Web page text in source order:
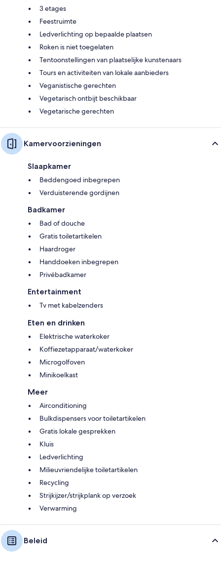
3 etages
Feestruimte
Ledverlichting op bepaalde plaatsen
Roken is niet toegelaten
Tentoonstellingen van plaatselijke kunstenaars
Tours en activiteiten van lokale aanbieders
Veganistische gerechten
Vegetarisch ontbijt beschikbaar
Vegetarische gerechten
Kamervoorzieningen
Slaapkamer
Beddengoed inbegrepen
Verduisterende gordijnen
Badkamer
Bad of douche
Gratis toiletartikelen
Haardroger
Handdoeken inbegrepen
Privébadkamer
Entertainment
Tv met kabelzenders
Eten en drinken
Elektrische waterkoker
Koffiezetapparaat/waterkoker
Microgolfoven
Minikoelkast
Meer
Airconditioning
Bulkdispensers voor toiletartikelen
Gratis lokale gesprekken
Kluis
Ledverlichting
Milieuvriendelijke toiletartikelen
Recycling
Strijkijzer/strijkplank op verzoek
Verwarming
Beleid